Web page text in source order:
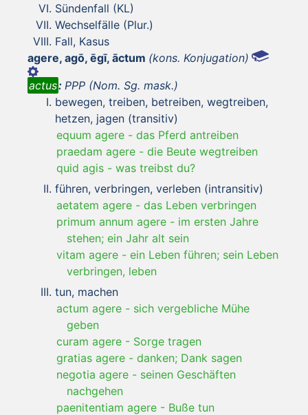
Sündenfall (KL)
Wechselfälle (Plur.)
Fall, Kasus
agere, agō, ēgī, āctum (kons. Konjugation)
actus: PPP (Nom. Sg. mask.)
bewegen, treiben, betreiben, wegtreiben,
hetzen, jagen (transitiv)
equum agere - das Pferd antreiben
praedam agere - die Beute wegtreiben
quid agis - was treibst du?
führen, verbringen, verleben (intransitiv)
aetatem agere - das Leben verbringen
primum annum agere - im ersten Jahre
stehen; ein Jahr alt sein
vitam agere - ein Leben führen; sein Leben
verbringen, leben
tun, machen
actum agere - sich vergebliche Mühe
geben
curam agere - Sorge tragen
gratias agere - danken; Dank sagen
negotia agere - seinen Geschäften
nachgehen
paenitentiam agere - Buße tun